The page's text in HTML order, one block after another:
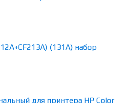
(131A) набор